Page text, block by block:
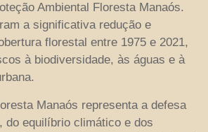
Ambiental Floresta Manaós.
a significativa redução e
florestal entre 1975 e 2021,
à biodiversidade, às águas e à
Manaós representa a defesa
do equilíbrio climático e dos